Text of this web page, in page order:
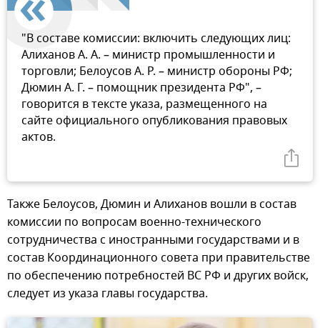
"В составе комиссии: включить следующих лиц:
Алиханов А. А. – министр промышленности и
торговли; Белоусов А. Р. – министр обороны РФ;
Дюмин А. Г. – помощник президента РФ", –
говорится в тексте указа, размещенного на
сайте официального опубликования правовых
актов.
Также Белоусов, Дюмин и Алиханов вошли в состав
комиссии по вопросам военно-технического
сотрудничества с иностранными государствами и в
состав Координационного совета при правительстве
по обеспечению потребностей ВС РФ и других войск,
следует из указа главы государства.